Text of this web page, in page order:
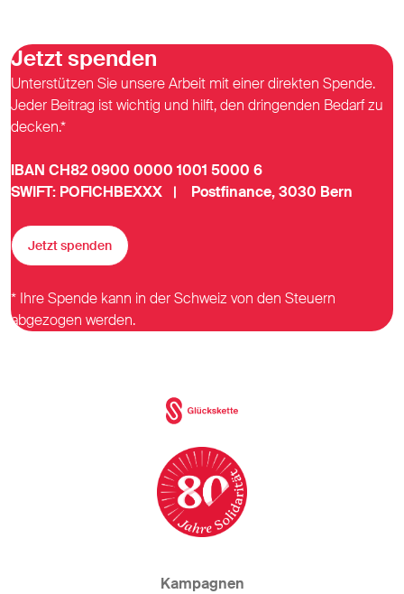
Jetzt spenden
Unterstützen Sie unsere Arbeit mit einer direkten Spende.
Jeder Beitrag ist wichtig und hilft, den dringenden Bedarf zu
decken.*
IBAN CH82 0900 0000 1001 5000 6
SWIFT: POFICHBEXXX | Postfinance, 3030 Bern
Jetzt spenden
* Ihre Spende kann in der Schweiz von den Steuern
abgezogen werden.
Kampagnen